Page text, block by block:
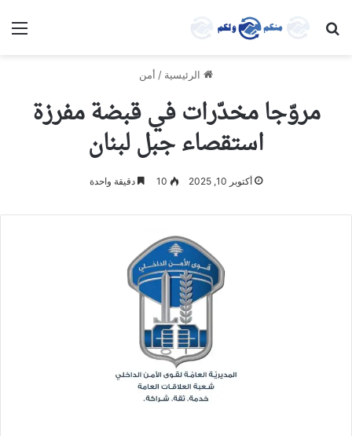
بحث عن
الرئيسية / أمن
مروّجا مخدّرات في قبضة مفرزة
استقصاء جبل لبنان
أكتوبر 10, 2025 10 دقيقة واحدة